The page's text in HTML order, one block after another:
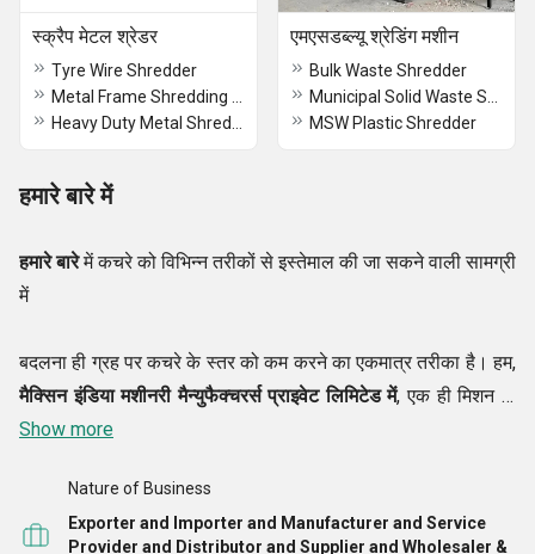
स्क्रैप मेटल श्रेडर
Tyre Wire Shredder
एमएसडब्ल्यू श्रेडिंग मशीन
Bulk Waste Shredder
MSW Plastic Shredder
हमारे बारे में
हमारे बारेमें कचरे को विभिन्न तरीकों से इस्तेमाल की जा सकने वाली सामग्री
में
बदलना ही ग्रह पर कचरे के स्तर को कम करने का एकमात्र तरीका है। हम,
मैक्सिन इंडिया मशीनरी मैन्युफैक्चरर्स प्राइवेट लिमिटेड में, एक ही मिशन के
साथ काम कर रहे हैं। प्रौद्योगिकी में प्रगति के साथ, हम कागज, प्लास्टिक,
मशीनें पेश कर रहे हैं।
Show more
Nature of Business
Exporter and Importer and Manufacturer and Service
Provider and Distributor and Supplier and Wholesaler &